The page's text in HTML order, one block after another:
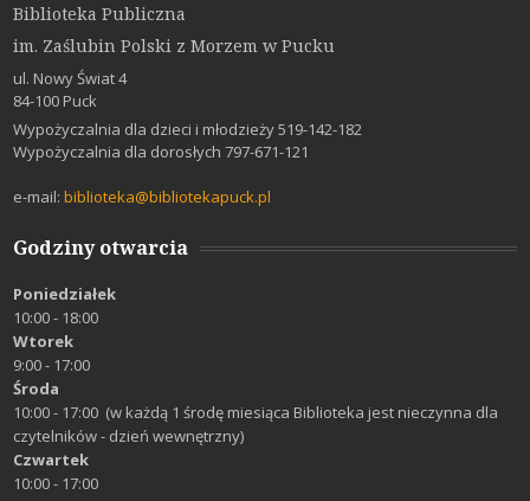
Biblioteka Publiczna
im. Zaślubin Polski z Morzem w Pucku
ul. Nowy Świat 4
84-100 Puck
Wypożyczalnia dla dzieci i młodzieży 519-142-182
Wypożyczalnia dla dorosłych 797-671-121
e-mail:biblioteka@bibliotekapuck.pl
Godziny otwarcia
Poniedziałek
10:00 - 18:00
Wtorek
9:00 - 17:00
Środa
10:00 - 17:00 (w każdą 1 środę miesiąca Biblioteka jest nieczynna dla
czytelników - dzień wewnętrzny)
Czwartek
10:00 - 17:00